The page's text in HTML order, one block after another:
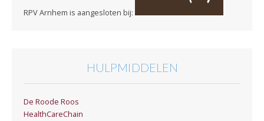
RPV Arnhem is aangesloten bij:
HULPMIDDELEN
De Roode Roos
HealthCareChain